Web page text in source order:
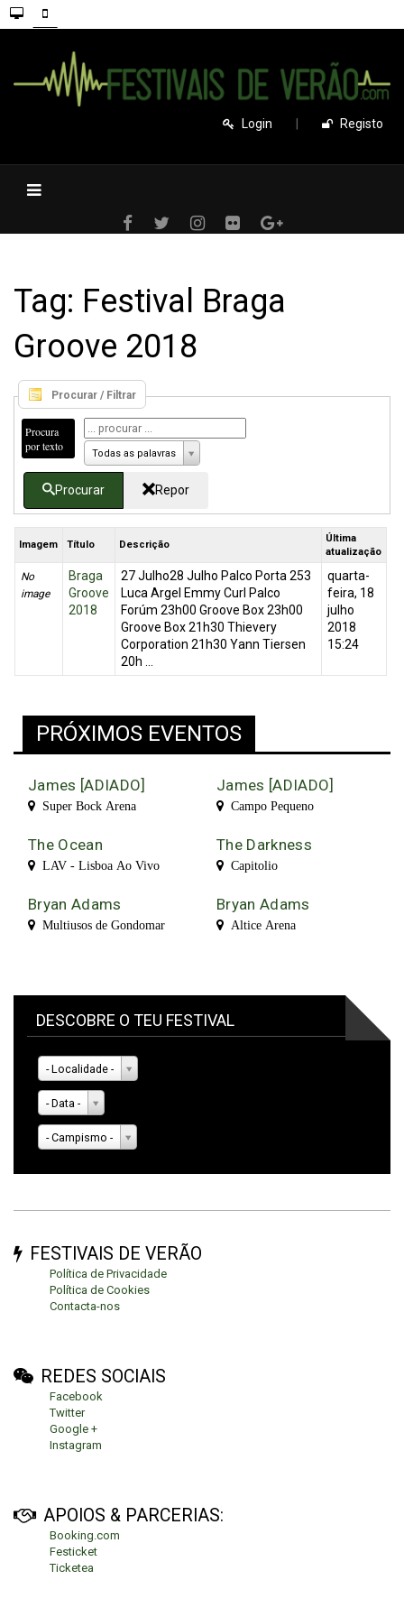
Login Registo
Tag: Festival Braga
Groove 2018
Procurar / Filtrar
Procura
por texto
Todas as palavras
Procurar Repor
Imagem Título Descrição
Última
atualização
No
image
Braga
Groove
2018
27 Julho28 Julho Palco Porta 253
Luca Argel Emmy Curl Palco
Forúm 23h00 Groove Box 23h00
Groove Box 21h30 Thievery
Corporation 21h30 Yann Tiersen
20h ...
quarta-
feira, 18
julho
2018
15:24
PRÓXIMOS EVENTOS
James [ADIADO]
Super Bock Arena
James [ADIADO]
Campo Pequeno
The Ocean
LAV - Lisboa Ao Vivo
The Darkness
Capitolio
Bryan Adams
Multiusos de Gondomar
Bryan Adams
Altice Arena
DESCOBRE O TEU FESTIVAL
- Localidade -
- Data -
- Campismo -
FESTIVAIS DE VERÃO
Política de Privacidade
Política de Cookies
Contacta-nos
REDES SOCIAIS
Facebook
Twitter
Google +
Instagram
APOIOS & PARCERIAS:
Booking.com
Festicket
Ticketea